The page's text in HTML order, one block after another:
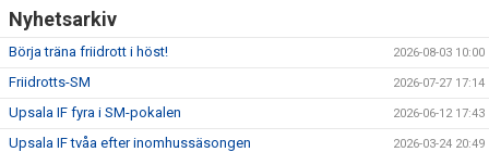
RESULTAT
SOMMARFRIIDROTTSSKOLAN
Nyhetsarkiv
Börja träna friidrott i höst! 2026-08-03 10:00
Friidrotts-SM 2026-07-27 17:14
Upsala IF fyra i SM-pokalen 2026-06-12 17:43
Upsala IF tvåa efter inomhussäsongen 2026-03-24 20:49